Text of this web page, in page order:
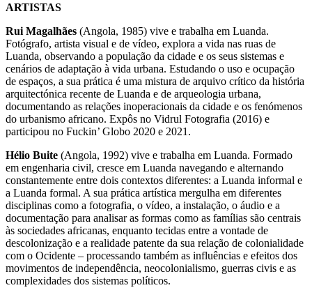
ARTISTAS
Rui Magalhães (Angola, 1985) vive e trabalha em Luanda.
Fotógrafo, artista visual e de vídeo, explora a vida nas ruas de
Luanda, observando a população da cidade e os seus sistemas e
cenários de adaptação à vida urbana. Estudando o uso e ocupação
de espaços, a sua prática é uma mistura de arquivo crítico da história
arquitectónica recente de Luanda e de arqueologia urbana,
documentando as relações inoperacionais da cidade e os fenómenos
do urbanismo africano. Expôs no Vidrul Fotografia (2016) e
participou no Fuckin’ Globo 2020 e 2021.
Hélio Buite (Angola, 1992) vive e trabalha em Luanda. Formado
em engenharia civil, cresce em Luanda navegando e alternando
constantemente entre dois contextos diferentes: a Luanda informal e
a Luanda formal. A sua prática artística mergulha em diferentes
disciplinas como a fotografia, o vídeo, a instalação, o áudio e a
documentação para analisar as formas como as famílias são centrais
às sociedades africanas, enquanto tecidas entre a vontade de
descolonização e a realidade patente da sua relação de colonialidade
com o Ocidente – processando também as influências e efeitos dos
movimentos de independência, neocolonialismo, guerras civis e as
complexidades dos sistemas políticos.